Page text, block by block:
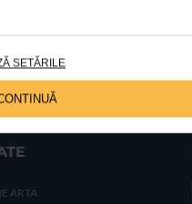
SETĂRILE
ARTA